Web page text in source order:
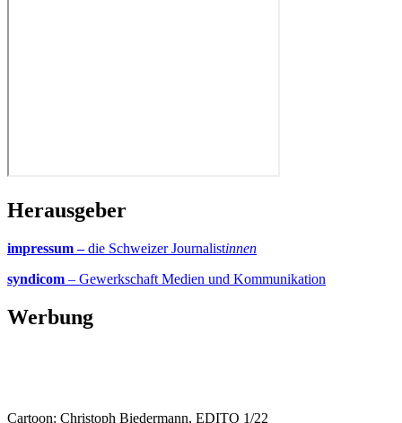
Herausgeber
impressum –die Schweizer Journalistinnen
syndicom – Gewerkschaft Medien und Kommunikation
Werbung
Cartoon: Christoph Biedermann, EDITO 1/22